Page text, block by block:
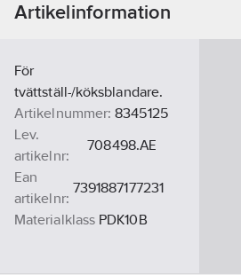
Artikelinformation
För
tvättställ-/köksblandare.
Artikelnummer: 8345125
Lev.
artikelnr:
708498.AE
Ean
artikelnr:
7391887177231
Materialklass PDK10B